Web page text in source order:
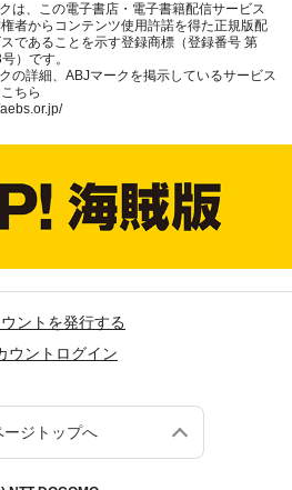
は、この電子書店・電子書籍配信サービス
者からコンテンツ使用許諾を得た正規版配
であることを示す登録商標（登録番号 第
）です。
の詳細、ABJマークを掲示しているサービス
ちら
ントを発行する
ウントログイン
ージトップへ